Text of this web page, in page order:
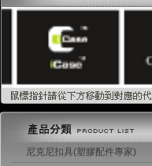
尼克尼扣具(塑膠配件專家)